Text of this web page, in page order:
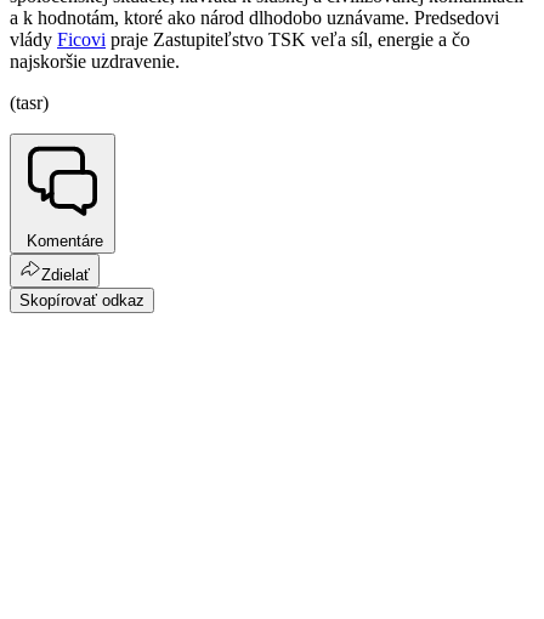
a k hodnotám, ktoré ako národ dlhodobo uznávame. Predsedovi
vlády Ficovi praje Zastupiteľstvo TSK veľa síl, energie a čo
najskoršie uzdravenie.
(tasr)
Komentáre
Zdielať
Skopírovať odkaz